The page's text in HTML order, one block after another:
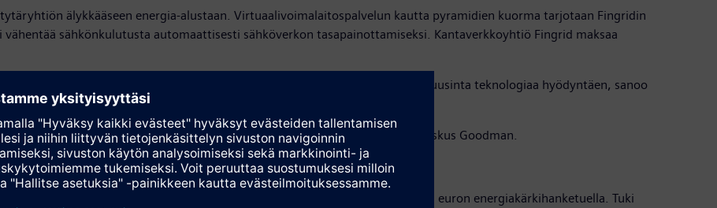
älykkääseen energia-alustaan. Virtuaalivoimalaitospalvelun kautta pyramidien kuorma tarjotaan Fingridin
sähkönkulutusta automaattisesti sähköverkon tasapainottamiseksi. Kantaverkkoyhtiö Fingrid maksaa
mahdollistavat pyramidien toiminnan tehokkaasti ja turvallisesti uusinta teknologiaa hyödyntäen, sanoo
-yksiköstä.
kauppakeskus Sello, VR Group, Lappeenrannan kaupunki ja kauppakeskus Goodman.
liittyvien kiinteistöjen teknologiainvestointeja 8,4 miljoonan euron energiakärkihanketuella. Tuki